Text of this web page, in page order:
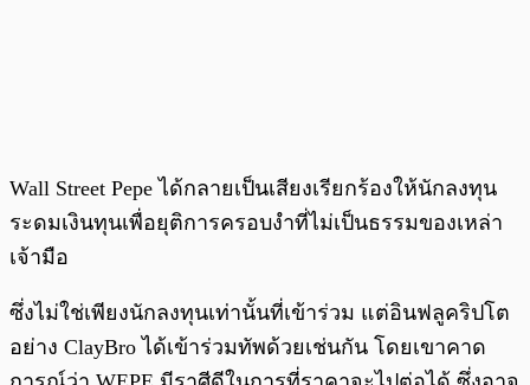
Wall Street Pepe ได้กลายเป็นเสียงเรียกร้องให้นักลงทุน
ระดมเงินทุนเพื่อยุติการครอบงำที่ไม่เป็นธรรมของเหล่า
เจ้ามือ
ซึ่งไม่ใช่เพียงนักลงทุนเท่านั้นที่เข้าร่วม แต่อินฟลูคริปโต
อย่าง ClayBro ได้เข้าร่วมทัพด้วยเช่นกัน โดยเขาคาด